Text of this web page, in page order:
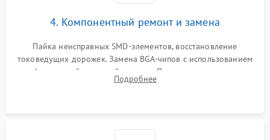
4. Компонентный ремонт и замена
Пайка неисправных SMD-элементов, восстановление
токоведущих дорожек. Замена BGA-чипов с использованием
инфракрасной паяльной станции. Прошивка микросхемы
BIOS или замена поврежденных портов USB
Подробнее